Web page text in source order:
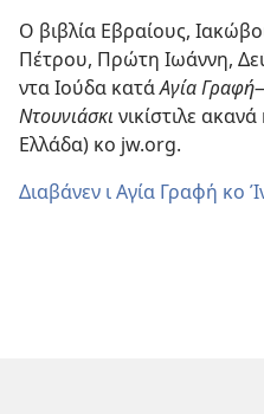
Ο βιβλία Εβραίους,
Πέτρου, Πρώτη Ιωάννη,
ντα Ιούδα κατάΑγία
Ντουνιάσκι νικίστιλε
Ελλάδα) κο jw.org.
Διαβάνεν ι Αγία Γραφή κο